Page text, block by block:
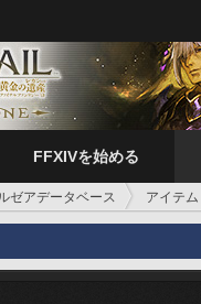
FFXIVを始める
ゼアデータベース アイテム